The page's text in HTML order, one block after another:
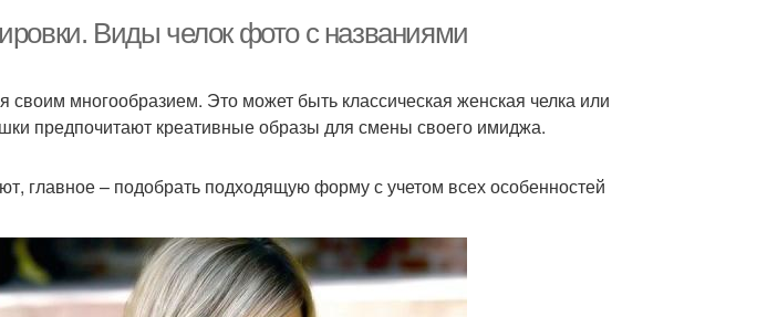
Виды челок фото с названиями
многообразием. Это может быть классическая женская челка или
предпочитают креативные образы для смены своего имиджа.
главное – подобрать подходящую форму с учетом всех особенностей